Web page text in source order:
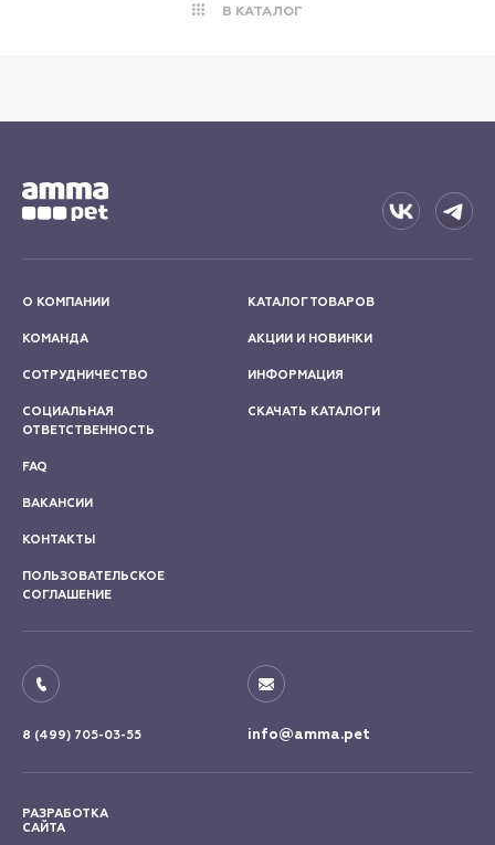
В КАТАЛОГ
О КОМПАНИИ
КОМАНДА
СОТРУДНИЧЕСТВО
СОЦИАЛЬНАЯ
ОТВЕТСТВЕННОСТЬ
КАТАЛОГ ТОВАРОВ
АКЦИИ И НОВИНКИ
ИНФОРМАЦИЯ
СКАЧАТЬ КАТАЛОГИ
FAQ
ВАКАНСИИ
КОНТАКТЫ
ПОЛЬЗОВАТЕЛЬСКОЕ
СОГЛАШЕНИЕ
8 (499) 705-03-55 info@amma.pet
РАЗРАБОТКА
САЙТА